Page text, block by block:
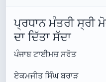
ਪ੍ਰਧਾਨ ਮੰਤਰੀ ਸ੍ਰੀ
ਦਾ ਦਿੱਤਾ ਸੱਦਾ
ਪੰਜਾਬ ਟਾਈਮਜ਼ ਸਰੋਤ
ਏਕਮਜੀਤ ਸਿੰਘ ਬਰਾੜ